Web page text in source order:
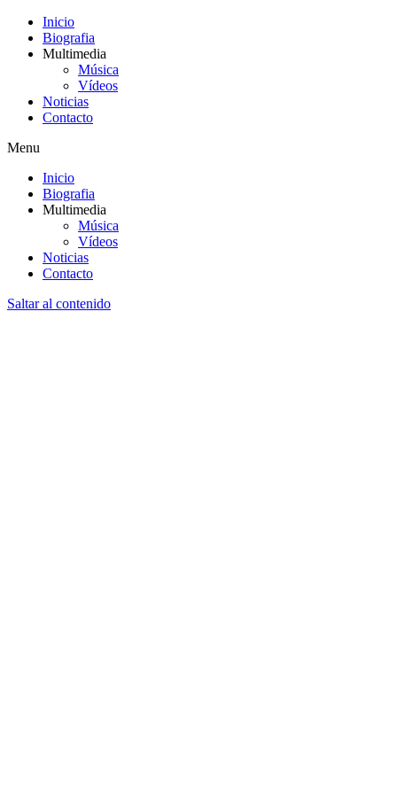
Inicio
Biografia
Multimedia
Música
Vídeos
Noticias
Contacto
Menu
Inicio
Biografia
Multimedia
Música
Vídeos
Noticias
Contacto
Saltar al contenido